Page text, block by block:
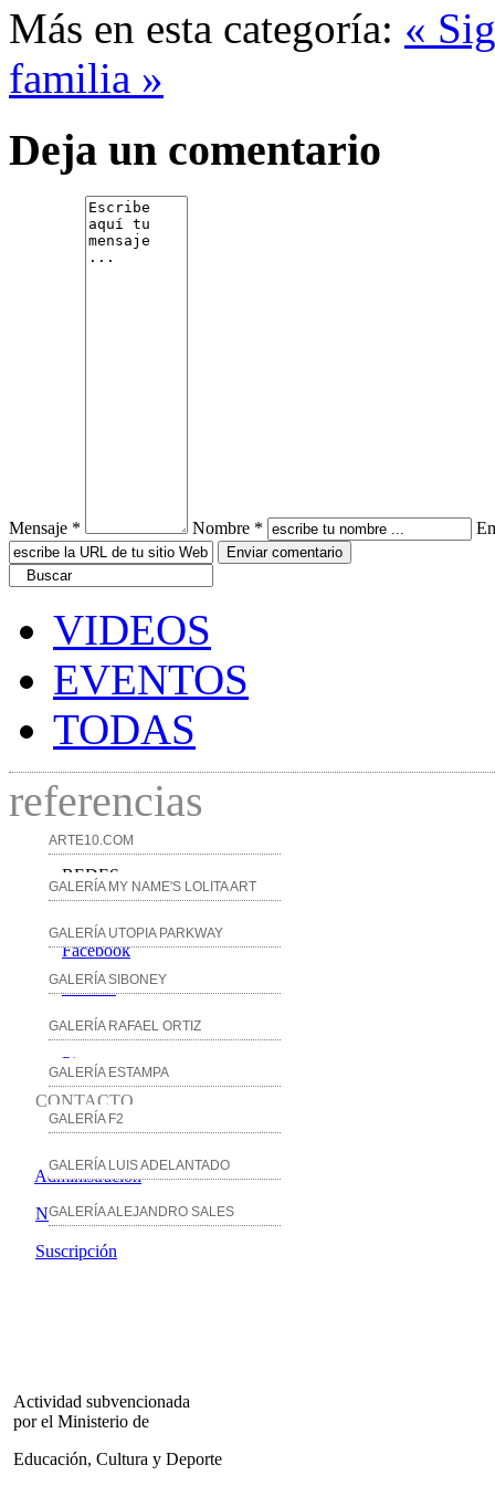
Más en esta categoría: «
familia »
Deja un comentario
Mensaje * Nombre *
VIDEOS
EVENTOS
TODAS
referencias
ARTE10.COM
GALERÍA MY NAME'S LOLITA ART
GALERÍA UTOPIA PARKWAY
GALERÍA SIBONEY
GALERÍA RAFAEL ORTIZ
GALERÍA ESTAMPA
GALERÍA F2
GALERÍA LUIS ADELANTADO
GALERÍA ALEJANDRO SALES
REDES
Facebook
Twitter
YouTube
Pinterest
CONTACTO
Administración
Noticias
Suscripción
Actividad subvencionada
por el Ministerio de
Educación, Cultura y Deporte